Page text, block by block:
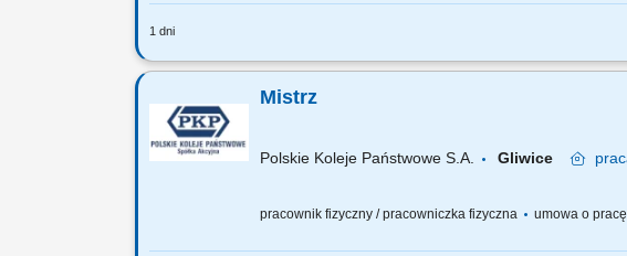
1 dni
OSOBA NA TYM STANOWISKU BĘDZIE
Mistrz
Polskie Koleje Państwowe S.A. Gliwice
pracownik fizyczny / pracowniczka fizyczna umowa o pracę